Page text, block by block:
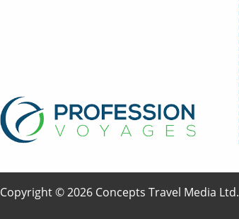
Copyright © 2026 Concepts Travel Media Ltd.